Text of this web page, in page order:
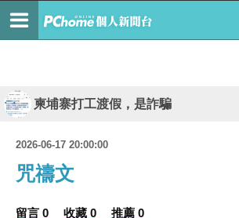
柬埔寨打工渡假，是詐騙
2026-06-17 20:00:00
咒禱文
留言 0 收藏 0 推薦 0